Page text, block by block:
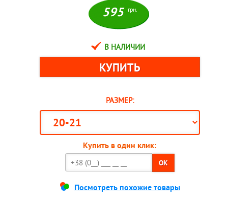
595 грн.
В НАЛИЧИИ
РАЗМЕР:
Купить в один клик:
OK
Посмотреть похожие товары